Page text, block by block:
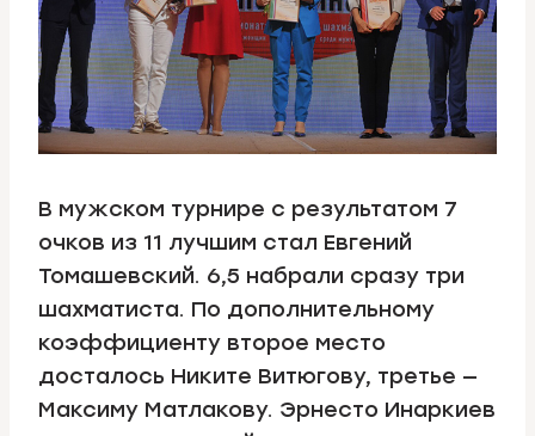
В мужском турнире с результатом 7
очков из 11 лучшим стал Евгений
Томашевский. 6,5 набрали сразу три
шахматиста. По дополнительному
коэффициенту второе место
досталось Никите Витюгову, третье —
Максиму Матлакову. Эрнесто Инаркиев